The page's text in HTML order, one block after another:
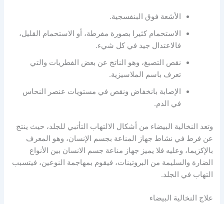
الأشعة فوق البنفسجية.
الاستحمام كثيرا بصورة مفرطة، أو الاستحمام القليل،
فالاعتدال جيد في كل شيء.
نقص التصبغ، وهو الناتج عن بعض الفطريات والتي
تعرف باسم الملاسيزية.
الإصابة بانخفاض ونقص في مستويات عنصر النحاس
في الدم.
وتعد النخالية البيضاء من أشكال الالتهاب التأتبي للجلد، حيث ينتج
عن فرط في نشاط جهاز المناعة بجسم الإنسان، وهو المعرف
بالإكزيما، وعليه فلا يميز جهاز مناعة جسم الانسان بين الأنواع
الضارة والسليمة من البروتينات، فيقوم بمهاجمة النوعين، فيتسبب
التهاب في الجلد.
علاج النخالية البيضاء